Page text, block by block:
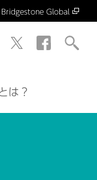
Bridgestone Global
は？